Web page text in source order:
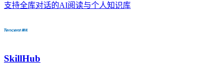
支持全库对话的AI阅读与个人知识库
SkillHub